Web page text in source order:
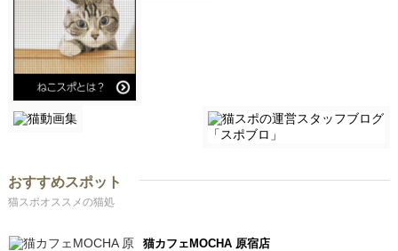
おすすめスポット
猫スポオススメの猫処
猫カフェMOCHA 原宿店